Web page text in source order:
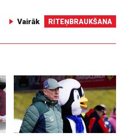
Vairāk RITEŅBRAUKŠANA